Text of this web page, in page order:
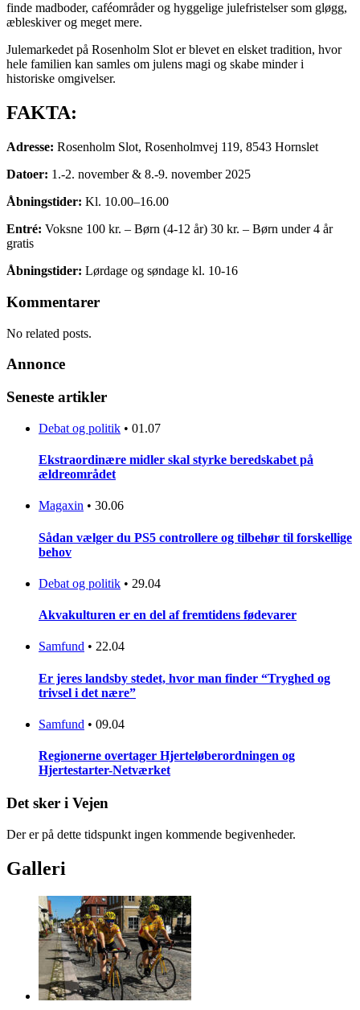
finde madboder, caféområder og hyggelige julefristelser som gløgg,
æbleskiver og meget mere.
Julemarkedet på Rosenholm Slot er blevet en elsket tradition, hvor
hele familien kan samles om julens magi og skabe minder i
historiske omgivelser.
FAKTA:
Adresse: Rosenholm Slot, Rosenholmvej 119, 8543 Hornslet
Datoer: 1.-2. november & 8.-9. november 2025
Åbningstider: Kl. 10.00–16.00
Entré: Voksne 100 kr. – Børn (4-12 år) 30 kr. – Børn under 4 år
gratis
Åbningstider: Lørdage og søndage kl. 10-16
Kommentarer
No related posts.
Annonce
Seneste artikler
Debat og politik • 01.07
Ekstraordinære midler skal styrke beredskabet på
ældreområdet
Magaxin • 30.06
Sådan vælger du PS5 controllere og tilbehør til forskellige
behov
Debat og politik • 29.04
Akvakulturen er en del af fremtidens fødevarer
Samfund • 22.04
Er jeres landsby stedet, hvor man finder “Tryghed og
trivsel i det nære”
Samfund • 09.04
Regionerne overtager Hjerteløberordningen og
Hjertestarter-Netværket
Det sker i Vejen
Der er på dette tidspunkt ingen kommende begivenheder.
Galleri